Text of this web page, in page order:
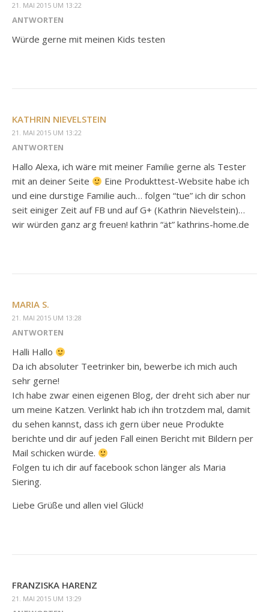
21. MAI 2015 UM 13:22
ANTWORTEN
Würde gerne mit meinen Kids testen
KATHRIN NIEVELSTEIN
21. MAI 2015 UM 13:22
ANTWORTEN
Hallo Alexa, ich wäre mit meiner Familie gerne als Tester
mit an deiner Seite
Eine Produkttest-Website habe ich
und eine durstige Familie auch… folgen “tue” ich dir schon
seit einiger Zeit auf FB und auf G+ (Kathrin Nievelstein)…
wir würden ganz arg freuen! kathrin “ät” kathrins-home.de
MARIA S.
21. MAI 2015 UM 13:28
ANTWORTEN
Halli Hallo
Da ich absoluter Teetrinker bin, bewerbe ich mich auch
sehr gerne!
Ich habe zwar einen eigenen Blog, der dreht sich aber nur
um meine Katzen. Verlinkt hab ich ihn trotzdem mal, damit
du sehen kannst, dass ich gern über neue Produkte
berichte und dir auf jeden Fall einen Bericht mit Bildern per
Mail schicken würde.
Folgen tu ich dir auf facebook schon länger als Maria
Siering.
Liebe Grüße und allen viel Glück!
FRANZISKA HARENZ
21. MAI 2015 UM 13:29